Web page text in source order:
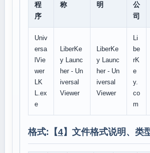
程
序
称
明
公
司
Univ
ersa
lVie
wer
LK
L.ex
e
LiberKe
y Launc
her - Un
iversal
Viewer
LiberKe
y Launc
her - Un
iversal
Viewer
Li
be
rK
e
y.
co
m
格式:【4】文件格式说明、类